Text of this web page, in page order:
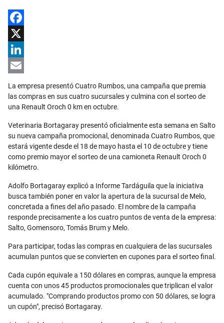
Facebook
X
LinkedIn
Email
La empresa presentó Cuatro Rumbos, una campaña que premia
las compras en sus cuatro sucursales y culmina con el sorteo de
una Renault Oroch 0 km en octubre.
Veterinaria Bortagaray presentó oficialmente esta semana en Salto
su nueva campaña promocional, denominada Cuatro Rumbos, que
estará vigente desde el 18 de mayo hasta el 10 de octubre y tiene
como premio mayor el sorteo de una camioneta Renault Oroch 0
kilómetro.
Adolfo Bortagaray explicó a Informe Tardáguila que la iniciativa
busca también poner en valor la apertura de la sucursal de Melo,
concretada a fines del año pasado. El nombre de la campaña
responde precisamente a los cuatro puntos de venta de la empresa:
Salto, Gomensoro, Tomás Brum y Melo.
Para participar, todas las compras en cualquiera de las sucursales
acumulan puntos que se convierten en cupones para el sorteo final.
Cada cupón equivale a 150 dólares en compras, aunque la empresa
cuenta con unos 45 productos promocionales que triplican el valor
acumulado. "Comprando productos promo con 50 dólares, se logra
un cupón", precisó Bortagaray.